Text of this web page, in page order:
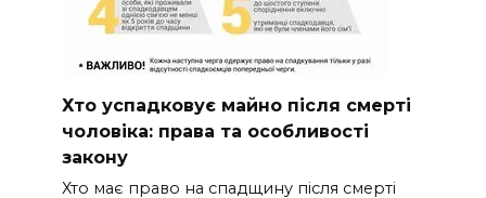
Хто успадковує майно після смерті
чоловіка: права та особливості
закону
Хто має право на спадщину після смерті